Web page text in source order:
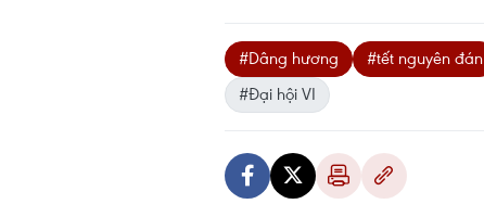
#Dâng hương #tết nguyên đán
#Đại hội VI